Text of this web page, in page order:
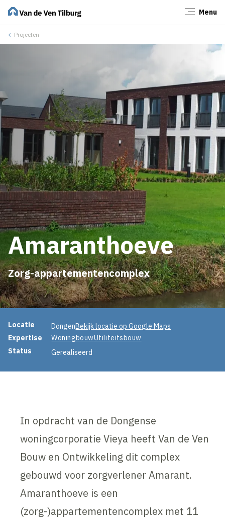
Menu
Projecten
Amaranthoeve
Zorg-appartementencomplex
Projectinformatie
Locatie DongenBekijk locatie op Google Maps
Expertise
WoningbouwUtiliteitsbouw
Status
Gerealiseerd
In opdracht van de Dongense
woningcorporatie Vieya heeft Van de Ven
Bouw en Ontwikkeling dit complex
gebouwd voor zorgverlener Amarant.
Amaranthoeve is een
(zorg-)appartementencomplex met 11
Sluiten